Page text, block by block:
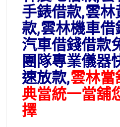
手錶借款,雲
款,雲林機車
汽車借錢借款
團隊專業儀器
速放款,雲林
典當統一當舖
擇